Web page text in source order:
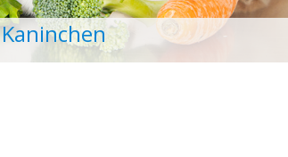
Kaninchen